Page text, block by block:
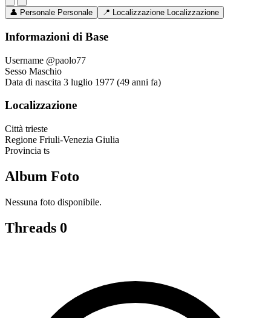
👤 Personale Personale 📍 Localizzazione Localizzazione
Informazioni di Base
Username @paolo77
Sesso Maschio
Data di nascita 3 luglio 1977 (49 anni fa)
Localizzazione
Città trieste
Regione Friuli-Venezia Giulia
Provincia ts
Album Foto
Nessuna foto disponibile.
Threads 0